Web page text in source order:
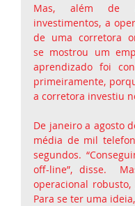
Mas, além de
investimentos, a
de uma corretora
se mostrou um
aprendizado foi
primeiramente,
a corretora investiu
De janeiro a agosto
média de mil
segundos.
off-line”, disse.
operacional
Para se ter uma